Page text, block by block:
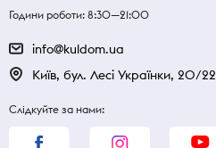
Години роботи: 8:30—21:00
info@kuldom.ua
Київ, бул. Лесі Українки, 20/22
Слідкуйте за нами: